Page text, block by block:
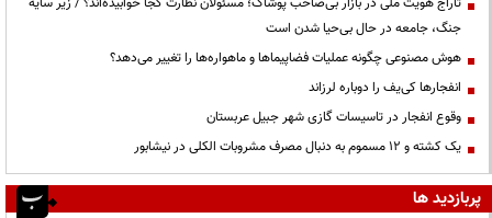
جنگ، جامعه در حال بی‌حیا شدن است
هوش مصنوعی چگونه عملیات فضاپیماها و ماهواره‌ها را تغییر می‌دهد؟
انفجارها کی‌یف را دوباره لرزاند
وقوع انفجار در تاسیسات گازی شهر جبیل عربستان
یک کشته و ۱۲ مسموم به دنبال مصرف مشروبات الکلی در نیشابور
پربازدید ها